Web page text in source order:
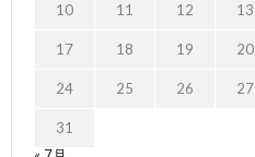
10 11 12 13
17 18 19 20
24 25 26 27
31